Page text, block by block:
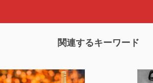
関連するキーワード